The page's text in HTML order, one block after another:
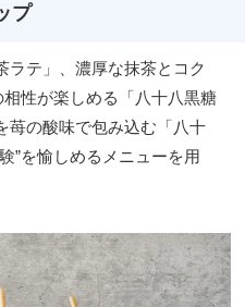
プ
ラテ」、濃厚な抹茶とコク
相性が楽しめる「八十八黒糖
苺の酸味で包み込む「八十
”を愉しめるメニューを用